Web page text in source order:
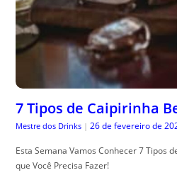
7 Tipos de Caipirinha
Mestre dos Drinks | 26 de fevereiro de
Esta Semana Vamos Conhecer 7 Tipos
que Você Precisa Fazer!